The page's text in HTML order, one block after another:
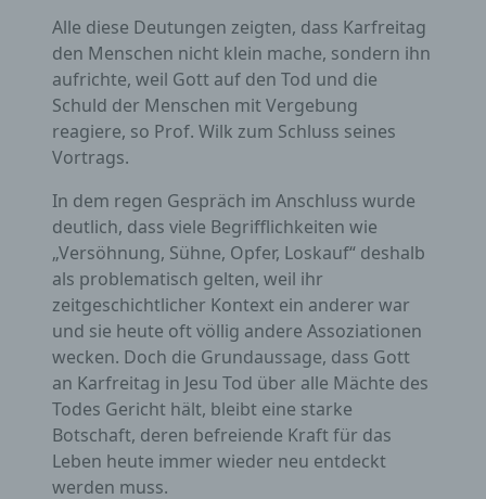
Alle diese Deutungen zeigten, dass Karfreitag
den Menschen nicht klein mache, sondern ihn
aufrichte, weil Gott auf den Tod und die
Schuld der Menschen mit Vergebung
reagiere, so Prof. Wilk zum Schluss seines
Vortrags.
In dem regen Gespräch im Anschluss wurde
deutlich, dass viele Begrifflichkeiten wie
„Versöhnung, Sühne, Opfer, Loskauf“ deshalb
als problematisch gelten, weil ihr
zeitgeschichtlicher Kontext ein anderer war
und sie heute oft völlig andere Assoziationen
wecken. Doch die Grundaussage, dass Gott
an Karfreitag in Jesu Tod über alle Mächte des
Todes Gericht hält, bleibt eine starke
Botschaft, deren befreiende Kraft für das
Leben heute immer wieder neu entdeckt
werden muss.
Verarbeitung ist jeder mit oder ohne Hilfe
automatisierter Verfahren ausgeführte
Vorgang oder jede solche Vorgangsreihe im
Zusammenhang mit personenbezogenen
Daten wie das Erheben, das Erfassen, die
Organisation, das Ordnen, die Speicherung,
Auslesen, das Abfragen, die Verwendung, die
Offenlegung durch Übermittlung, Verbreitung
oder eine andere Form der Bereitstellung, den
Abgleich oder die Verknüpfung, die
Einschränkung, das Löschen oder die
Vernichtung.
d) Einschränkung der Verarbeitung
Einschränkung der Verarbeitung ist die
Markierung gespeicherter personenbezogener
Daten mit dem Ziel, ihre künftige Verarbeitung
einzuschränken.